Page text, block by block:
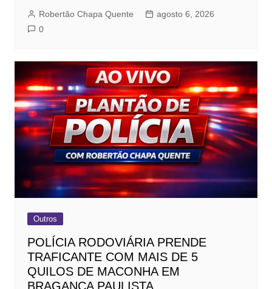
Robertão Chapa Quente
agosto 6, 2026
0
Outros
POLÍCIA RODOVIÁRIA PRENDE
TRAFICANTE COM MAIS DE 5
QUILOS DE MACONHA EM
BRAGANÇA PAULISTA